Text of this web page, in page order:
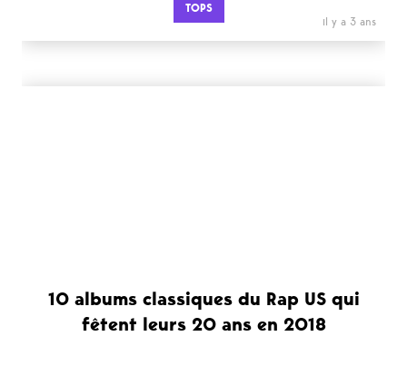
TOPS
il y a 3 ans
10 albums classiques du Rap US qui
fêtent leurs 20 ans en 2018